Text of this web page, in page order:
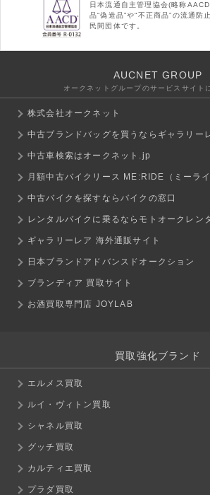
日本流通自主管理協会(略称
品“偽造品”や“不正商品”の流通防
民間団体です。
AUCNET GROUP
オークネットグループのサービスサイト
株式会社オークネット
中古ブランドバッグを買うならギャラリー
中古車検索はオークネット.jp
月額中古バイクリース ME:RIDE（ミーライ
中古バイクを探すならバイクの窓口
レンタルバイクに乗るならモトオークレン
ギャラリーレア 海外通販サイト
日本ブランドアドバンスドオークション
ブランディア 買取サイト
お酒買取専門店 JOYLAB
買取強化ブランド
エルメス買取
ルイ・ヴィトン買取
シャネル買取
グッチ買取
カルティエ買取
プラダ買取